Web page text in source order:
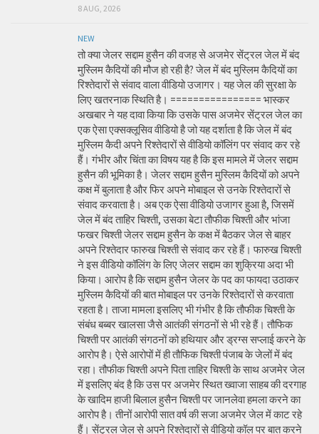
8 AUG, 2026
NEW
तो क्या जेलर सद्दाम हुसैन की वजह से अजमेर सेंट्रल जेल में बंद
मुस्लिम कैदियों की मौज हो रही है? जेल में बंद मुस्लिम कैदियों का
रिश्तेदारों से संवाद वाला वीडियो उजागर। यह जेल की सुरक्षा के
लिए खतरनाक स्थिति है। ================ भास्कर
अखबार ने यह दावा किया कि उसके पास अजमेर सेंट्रल जेल का
एक ऐसा एक्सक्लूसिव वीडियो है जो यह दर्शाता है कि जेल में बंद
मुस्लिम कैदी अपने रिश्तेदारों से वीडियो कॉलिंग पर संवाद कर रहे
हैं। गंभीर और चिंता का विषय यह है कि इस मामले में जेलर सद्दाम
हुसैन की भूमिका है। जेलर सद्दाम हुसैन मुस्लिम कैदियों को अपने
कक्ष में बुलाता है और फिर अपने मोबाइल से उनके रिश्तेदारों से
संवाद करवाता है। अब एक ऐसा वीडियो उजागर हुआ है, जिसमें
जेल में बंद ताहिर चिश्ती, उसका बेटा तौफीक चिश्ती और भांजा
फखर चिश्ती जेलर सद्दाम हुसैन के कक्ष में बैठकर जेल से बाहर
अपने रिश्तेदार फारुख चिश्ती से संवाद कर रहे हैं। फारुख चिश्ती
ने इस वीडियो कॉलिंग के लिए जेलर सद्दाम का शुक्रिया अदा भी
किया। आरोप है कि सद्दाम हुसैन जेलर के पद का फायदा उठाकर
मुस्लिम कैदियों की बात मोबाइल पर उनके रिश्तेदारों से करवाता
रहता है। ताजा मामला इसलिए भी गंभीर है कि तौफीक चिश्ती के
संबंध बब्बर खालसा जैसे आतंकी संगठनों से भी रहे हैं। तौफिक
चिश्ती पर आतंकी संगठनों को हथियार और ड्रग्स सप्लाई करने के
आरोप है। ऐसे आरोपों में ही तौफिक चिश्ती पंजाब के जेलों में बंद
रहा। तौफीक चिश्ती अपने पिता ताहिर चिश्ती के साथ अजमेर जेल
में इसलिए बंद है कि उस पर अजमेर स्थित ख्वाजा साहब की दरगाह
के खादिम हाजी बिलाल हुसैन चिश्ती पर जानलेवा हमला करने का
आरोप है। तीनों आरोपी सात वर्ष की सजा अजमेर जेल में काट रहे
हैं। सेंट्रल जेल से अपने रिश्तेदारों से वीडियो कॉल पर बात करने